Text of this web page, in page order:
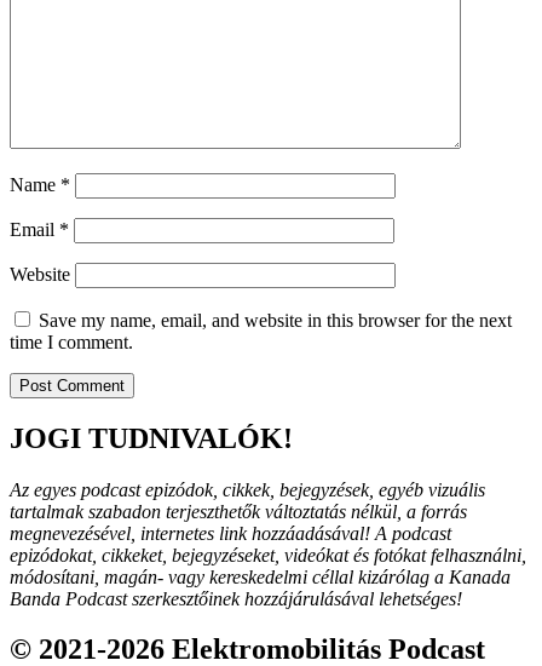
Name *
Email *
Website
Save my name, email, and website in this browser for the next
time I comment.
JOGI TUDNIVALÓK!
Az egyes podcast epizódok, cikkek, bejegyzések, egyéb vizuális
tartalmak szabadon terjeszthetők változtatás nélkül, a forrás
megnevezésével, internetes link hozzáadásával! A podcast
epizódokat, cikkeket, bejegyzéseket, videókat és fotókat felhasználni,
módosítani, magán- vagy kereskedelmi céllal kizárólag a Kanada
Banda Podcast szerkesztőinek hozzájárulásával lehetséges!
© 2021-2026 Elektromobilitás Podcast